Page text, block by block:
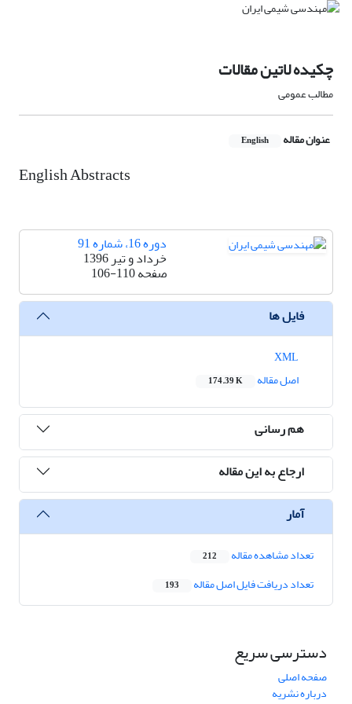
چکیده لاتین مقالات
مطالب عمومی
عنوان مقاله English
English Abstracts
دوره 16، شماره 91
خرداد و تیر 1396
صفحه106-110
فایل ها
اصل مقاله
174.39 K
هم رسانی
ارجاع به این مقاله
آمار
تعداد مشاهده مقاله 212
تعداد دریافت فایل اصل مقاله 193
دسترسی سریع
صفحه اصلی
درباره نشریه